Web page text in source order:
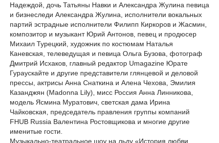
Надеждой, дочь Татьяны Навки и Александра Жулина певица
и бизнеследи Александра Жулина, исполнители вокальных
партий эстрадные исполнители Филипп Киркоров и Жасмин,
композитор и музыкант Юрий Антонов, певец и продюсер
Михаил Турецкий, художник по костюмам Наталья
Каневская, телеведущая и певица Ольга Бузова, фотограф
Дмитрий Исхаков, главный редактор Umagazine Юрате
Гураускайте и другие представители глянцевой и деловой
прессы, актрисы Анна Снаткина и Алена Чехова, Эмилия
Казанджян (Madonna Lily), мисс Россия Анна Линникова,
модель Ясмина Муратович, светская дама Ирина
Чайковская, председатель правления группы компаний
FHUB Russia Валентина Ростовщикова и многие другие
именитые гости.
Музыкально-театральное шоу на льду «История любви